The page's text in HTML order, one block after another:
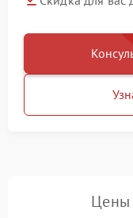
Цены